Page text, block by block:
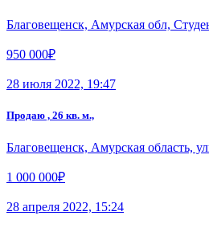
Благовещенск, Амурская обл,
950 000₽
28 июля 2022, 19:47
Продаю , 26 кв. м.,
Благовещенск, Амурская область,
1 000 000₽
28 апреля 2022, 15:24